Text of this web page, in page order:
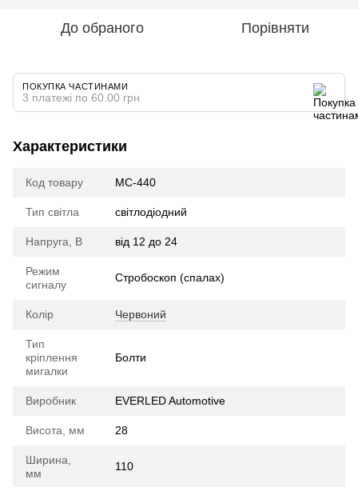
До обраного Порівняти
ПОКУПКА ЧАСТИНАМИ
3 платежі по 60.00 грн
Характеристики
Код товару МС-440
Тип світла cвітлодіодний
Напруга, В від 12 до 24
Режим
сигналу
Стробоскоп (спалах)
Колір Червоний
Тип
кріплення
мигалки
Болти
Виробник EVERLED Automotive
Висота, мм 28
Ширина,
мм
110